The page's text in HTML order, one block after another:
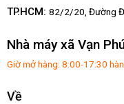
TP.HCM: 82/2/20, Đường
Nhà máy xã Vạn
Giờ mở hàng: 8:00-17:30
Về